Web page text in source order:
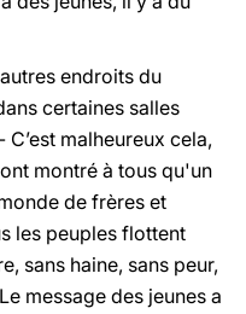
endroits du
certaines salles
malheureux cela,
montré à tous qu'un
de frères et
les peuples flottent
sans haine, sans peur,
message des jeunes a